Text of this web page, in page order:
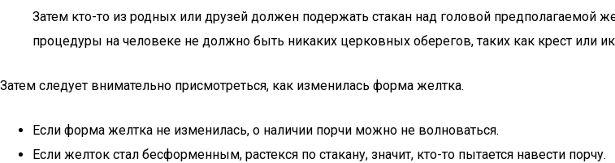
Затем кто-то из родных или друзей должен подержать стакан над головой предполагаемой
процедуры на человеке не должно быть никаких церковных оберегов, таких как крест или
Затем следует внимательно присмотреться, как изменилась форма желтка.
Если форма желтка не изменилась, о наличии порчи можно не волноваться.
Если желток стал бесформенным, растекся по стакану, значит, кто-то пытается навести порчу.